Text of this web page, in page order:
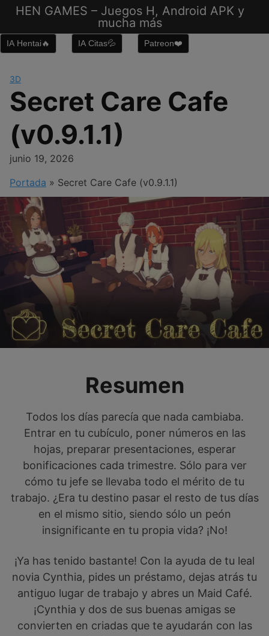
Saltar
contenido
HEN GAMES – Juegos H, Android APK y
mucha más
IA Hentai🔥 IA Citas💦 Patreon❤️
3D
Secret Care Cafe
(v0.9.1.1)
junio 19, 2026
Portada » Secret Care Cafe (v0.9.1.1)
Resumen
Todos los días parecía que nada cambiaba.
Entrar en tu cubículo, poner números en las
hojas, preparar presentaciones, esperar
bonificaciones cada trimestre. Sólo para ver
cómo tu jefe se llevaba todo el mérito de tu
trabajo. ¿Era tu destino pasar el resto de tus días
en el mismo sitio, siendo sólo un peón
insignificante en tu propia vida? ¡No!
¡Ya has tenido bastante! Con la ayuda de tu leal
novia Cynthia, pides un préstamo, dejas atrás tu
antiguo lugar de trabajo y abres un Maid Café.
¡Cynthia y dos de sus buenas amigas se
convierten en criadas que te ayudarán con las